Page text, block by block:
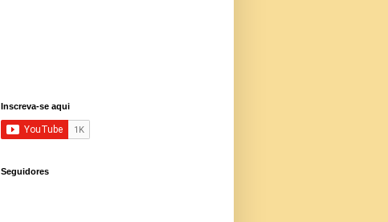
Inscreva-se aqui
Seguidores